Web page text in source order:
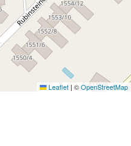
Leaflet | ©OpenStreetMap